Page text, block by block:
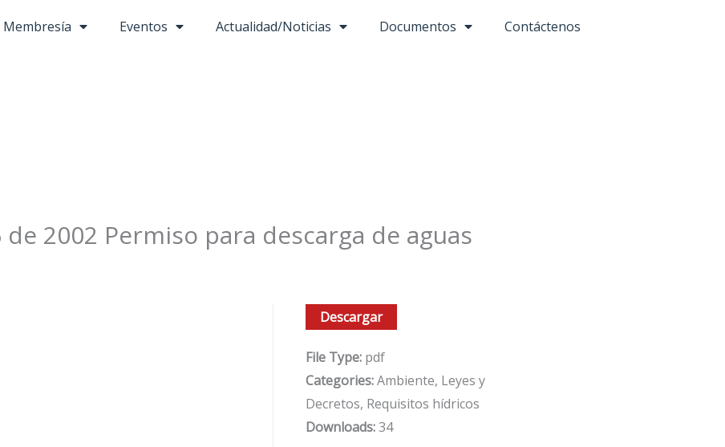
Membresía Eventos Actualidad/Noticias Documentos Contáctenos
de 2002 Permiso para descarga de aguas
Descargar
File Type: pdf
Categories:Ambiente, Leyes y
Decretos, Requisitos hídricos
Downloads:34